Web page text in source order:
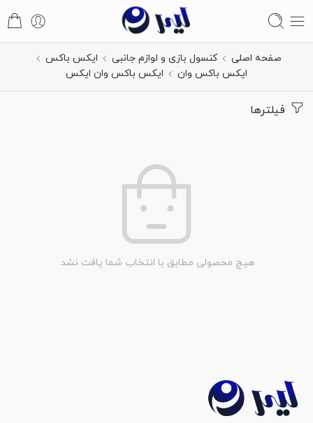
صفحه اصلی کنسول بازی و لوازم جانبی
ایکس باکس
ایکس باکس وان
ایکس باکس وان ایکس
فیلترها
هیچ محصولی مطابق با انتخاب شما یافت نشد.